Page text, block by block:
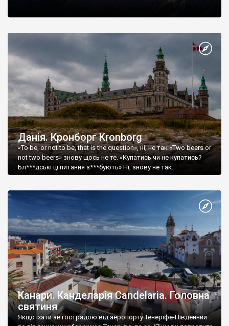
Данія. Кронборг Kronborg
«To be, or not to be, that is the question», ні, не так «Two beers or
not two beers» знову щось не те. «Купатись чи не купатись?
Бл***дськi цi питання з***бують» Ні, знову не так.
Канари. Канделарія Candelaria. Головна
святиня
Якщо їхати автострадою від аеропорту Тенеріфе-Південний